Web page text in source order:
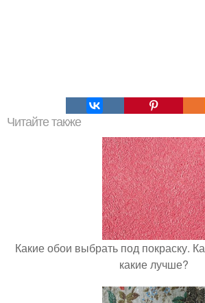
Читайте также
Какие обои выбрать под покраску.
какие лучше?